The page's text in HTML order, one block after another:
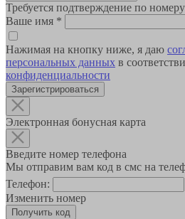
Требуется подтверждение по номеру
Ваше имя *
Нажимая на кнопку ниже, я даю
персональных данных в
конфиденциальности
Зарегистрироваться
Электронная бонусная карта
Введите номер телефона
Мы отправим вам код в смс на
Телефон:
Изменить номер